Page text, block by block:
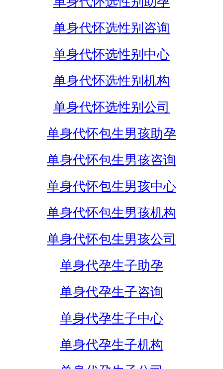
单身代怀选性别咨询
单身代怀选性别中心
单身代怀选性别机构
单身代怀选性别公司
单身代怀包生男孩助孕
单身代怀包生男孩咨询
单身代怀包生男孩中心
单身代怀包生男孩机构
单身代怀包生男孩公司
单身代孕生子助孕
单身代孕生子咨询
单身代孕生子中心
单身代孕生子机构